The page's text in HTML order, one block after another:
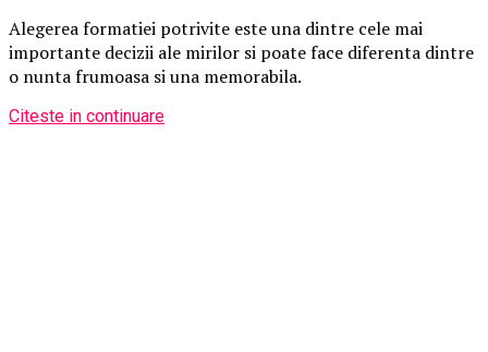
Alegerea formatiei potrivite este una dintre cele mai
importante decizii ale mirilor si poate face diferenta dintre
o nunta frumoasa si una memorabila.
Citeste in continuare